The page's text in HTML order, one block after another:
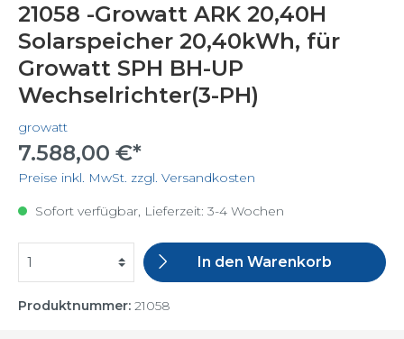
21058 -Growatt ARK 20,40H
Solarspeicher 20,40kWh, für
Growatt SPH BH-UP
Wechselrichter(3-PH)
growatt
7.588,00 €*
Preise inkl. MwSt. zzgl. Versandkosten
Sofort verfügbar, Lieferzeit: 3-4 Wochen
In den Warenkorb
Produktnummer: 21058